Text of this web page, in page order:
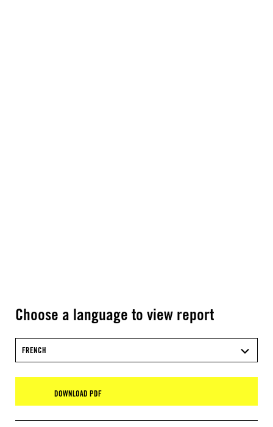
Choose a language to view report
FRENCH
DOWNLOAD PDF